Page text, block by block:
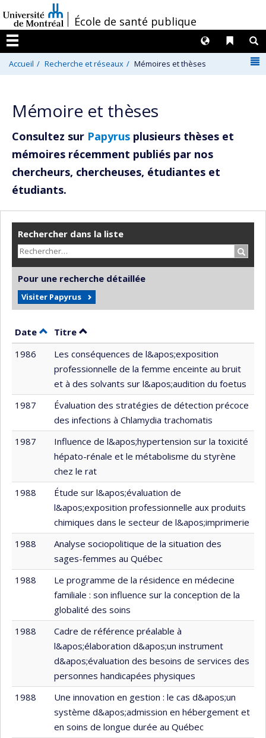
au
contenu
/École de santé publique
Menu
Liens
Langues
Accueil Recherche et réseaux Mémoires et thèses
Mémoire et thèses
Consultez sur Papyrus plusieurs thèses et
mémoires récemment publiés par nos
chercheurs, chercheuses, étudiantes et
étudiants.
Rechercher dans la liste
Pour une recherche détaillée
Visiter Papyrus
Date Trier par date en ordre décroissant
Titre Trier par titre en ordre décroissant
1986
Les conséquences de l&apos;exposition
professionnelle de la femme enceinte au bruit
et à des solvants sur l&apos;audition du foetus
1987
Évaluation des stratégies de détection précoce
des infections à Chlamydia trachomatis
1987
Influence de l&apos;hypertension sur la toxicité
hépato-rénale et le métabolisme du styrène
chez le rat
1988
Étude sur l&apos;évaluation de
l&apos;exposition professionnelle aux produits
chimiques dans le secteur de l&apos;imprimerie
1988
Analyse sociopolitique de la situation des
sages-femmes au Québec
1988
Le programme de la résidence en médecine
familiale : son influence sur la conception de la
globalité des soins
1988
Cadre de référence préalable à
l&apos;élaboration d&apos;un instrument
d&apos;évaluation des besoins de services des
personnes handicapées physiques
1988
Une innovation en gestion : le cas d&apos;un
système d&apos;admission en hébergement et
en soins de longue durée au Québec